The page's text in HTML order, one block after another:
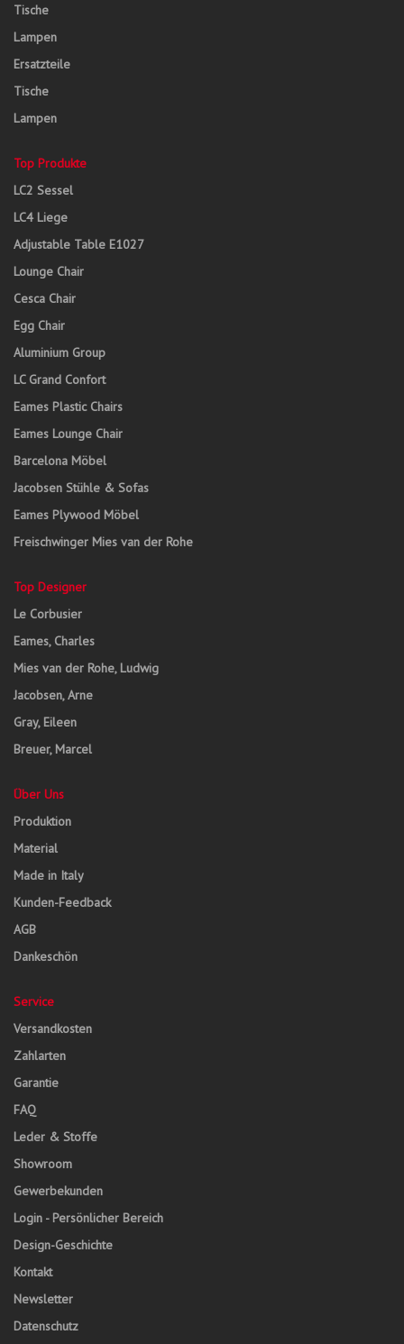
Tische
Lampen
Ersatzteile
Tische
Lampen
Top Produkte
LC2 Sessel
LC4 Liege
Adjustable Table E1027
Lounge Chair
Cesca Chair
Egg Chair
Aluminium Group
LC Grand Confort
Eames Plastic Chairs
Eames Lounge Chair
Barcelona Möbel
Jacobsen Stühle & Sofas
Eames Plywood Möbel
Freischwinger Mies van der Rohe
Top Designer
Le Corbusier
Eames, Charles
Mies van der Rohe, Ludwig
Jacobsen, Arne
Gray, Eileen
Breuer, Marcel
Über Uns
Produktion
Material
Made in Italy
Kunden-Feedback
AGB
Dankeschön
Service
Versandkosten
Zahlarten
Garantie
FAQ
Leder & Stoffe
Showroom
Gewerbekunden
Login - Persönlicher Bereich
Design-Geschichte
Kontakt
Newsletter
Datenschutz